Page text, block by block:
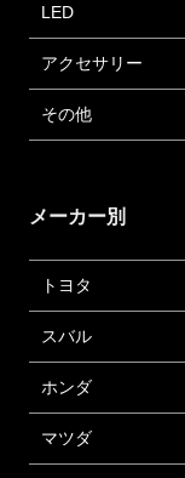
LED
アクセサリー
その他
メーカー別
トヨタ
スバル
ホンダ
マツダ